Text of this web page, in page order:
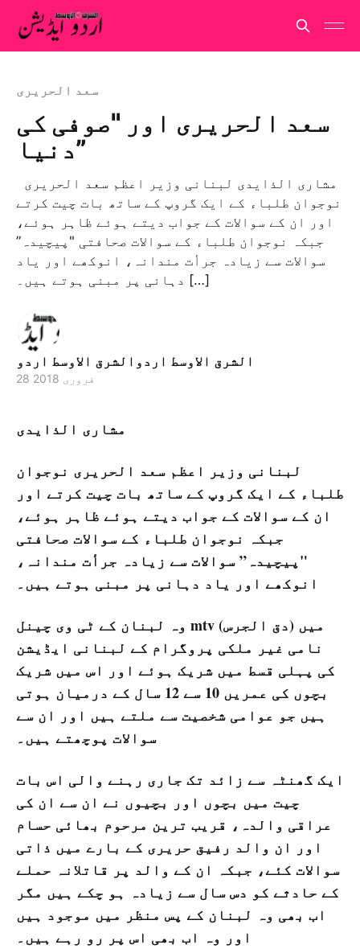
سعد الحریری
سعد الحریری اور "صوفی کی
دنیا”
نوجوان طلباء کے ایک گروپ کے ساتھ بات چیت کرتے
اور ان کے سوالات کے جواب دیتے ہوئے ظاہر ہوئے،
جبکہ نوجوان طلباء کے سوالات صحافتی "پیچیدہ”
سوالات سے زیادہ جرأت مندانہ، انوکھے اور یاد
دہانی پر مبنی ہوتے ہیں۔ […]
الشرق الاوسط اردوالشرق الاوسط اردو
28 فروری 2018
مشاری الذایدی
لبنانی وزیر اعظم سعد الحریری نوجوان
طلباء کے ایک گروپ کے ساتھ بات چیت کرتے اور
ان کے سوالات کے جواب دیتے ہوئے ظاہر ہوئے،
جبکہ نوجوان طلباء کے سوالات صحافتی
"پیچیدہ” سوالات سے زیادہ جرأت مندانہ،
انوکھے اور یاد دہانی پر مبنی ہوتے ہیں۔
وہ لبنان کے ٹی وی چینل mtv میں (دق الجرس)
نامی غیر ملکی پروگرام کے لبنانی ایڈیشن
کی پہلی قسط میں شریک ہوئے اور اس میں شریک
بچوں کی عمریں 10 سے 12 سال کے درمیان ہوتی
ہیں جو عوامی شخصیت سے ملتے ہیں اور ان سے
سوالات پوچھتے ہیں۔
ایک گھنٹہ سے زائد تک جاری رہنے والی اس بات
چیت میں بچوں اور بچیوں نے ان سے ان کی
عراقی والدہ، قریب ترین مرحوم بھائی حسام
اور ان والد رفیق حریری کے بارے میں ذاتی
سوالات کئے، جبکہ ان کے والد پر قاتلانہ حملے
کے حادثے کو دس سال سے زیادہ ہو چکے ہیں مگر
اب بھی وہ لبنان کے پس منظر میں موجود ہیں
اور وہ اب بھی اس پر رو رہے ہیں۔